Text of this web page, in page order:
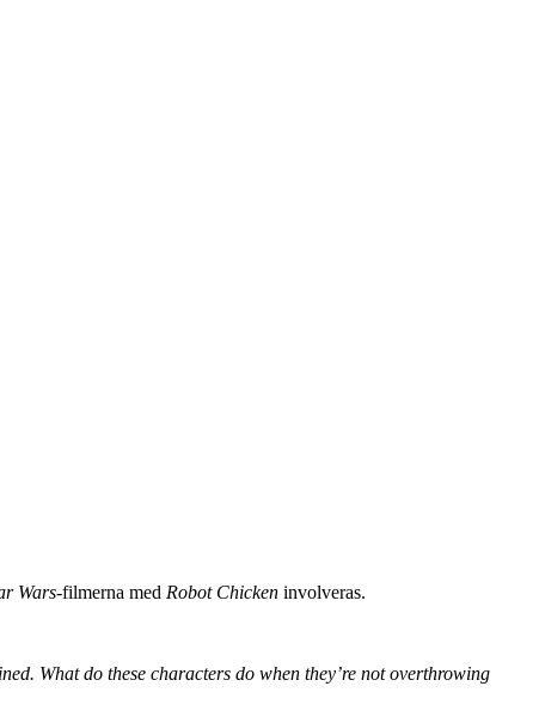
Wars-filmerna med Robot Chicken involveras.
What do these characters do when they’re not overthrowing